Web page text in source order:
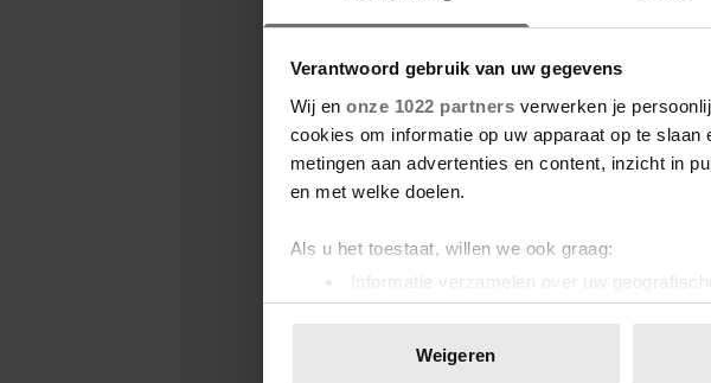
Verantwoord gebruik van uw gegevens
Wij en onze 1022 partners verwerken je
cookies om informatie op uw apparaat op te
metingen aan advertenties en content, inzicht in
en met welke doelen.
Als u het toestaat, willen we ook graag:
Informatie verzamelen over uw
Uw apparaat identificeren door het actief
toestemming op elk moment wijzigen of intrekken
Weigeren